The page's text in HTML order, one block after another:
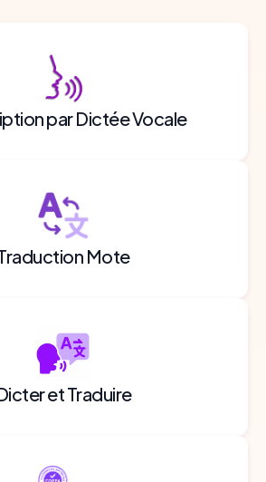
par Dictée Vocale
Mote
et Traduire